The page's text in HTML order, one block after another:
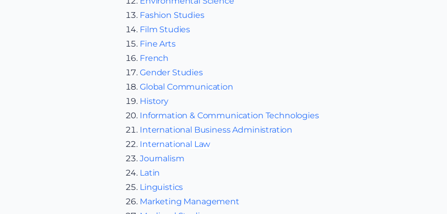
Fashion Studies
Film Studies
Fine Arts
French
Gender Studies
Global Communication
History
Information & Communication Technologies
International Business Administration
International Law
Journalism
Latin
Linguistics
Marketing Management